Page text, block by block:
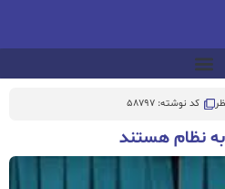
کد نوشته: 58797
به نظام هستند